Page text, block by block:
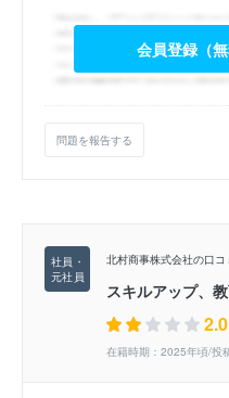
会員登録（
問題を報告する
北村商事株式会社の口コ
スキルアップ、
2.0
在籍時期：2025年頃/投